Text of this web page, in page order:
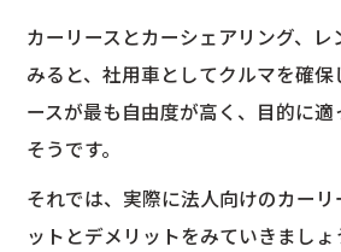
カーリースとカーシェアリング、
みると、社用車としてクルマを確保
ースが最も自由度が高く、目的に
そうです。
それでは、実際に法人向けのカーリ
ットとデメリットをみていきましょ